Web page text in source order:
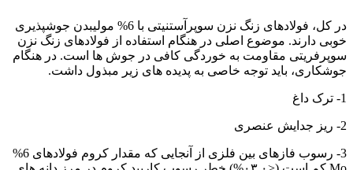
در کل، فولادهای زنگ نزن سوپرآستنیتی با 6% مولیبدن جوشپذیری
خوبی دارند. موضوع اصلی در هنگام استفاده از فولادهای زنگ نزن
سوپرفریتی مقاومت به خوردگی کافی در جوش ها است. در هنگام
جوشکاری، باید توجه خاصی به پدیده های زیر مبذول داشت.
1- ترک داغ
2- ریز جدایش عنصری
3- رسوب فازهای بین فلزی از آنجایی که مقدار کروم فولادهای 6%